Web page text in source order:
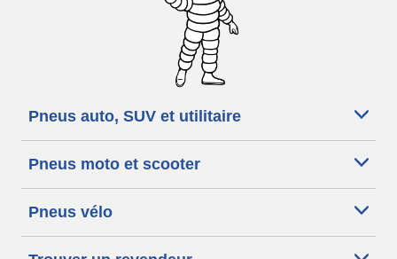
Pneus auto, SUV et utilitaire
Pneus moto et scooter
Pneus vélo